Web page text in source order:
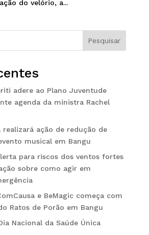
do velório, a...
Pesquisar
adere ao Plano Juventude
agenda da ministra Rachel
realizará ação de redução de
musical em Bangu
para riscos dos ventos fortes
sobre como agir em
e BeMagic começa com
Ratos de Porão em Bangu
Nacional da Saúde Única